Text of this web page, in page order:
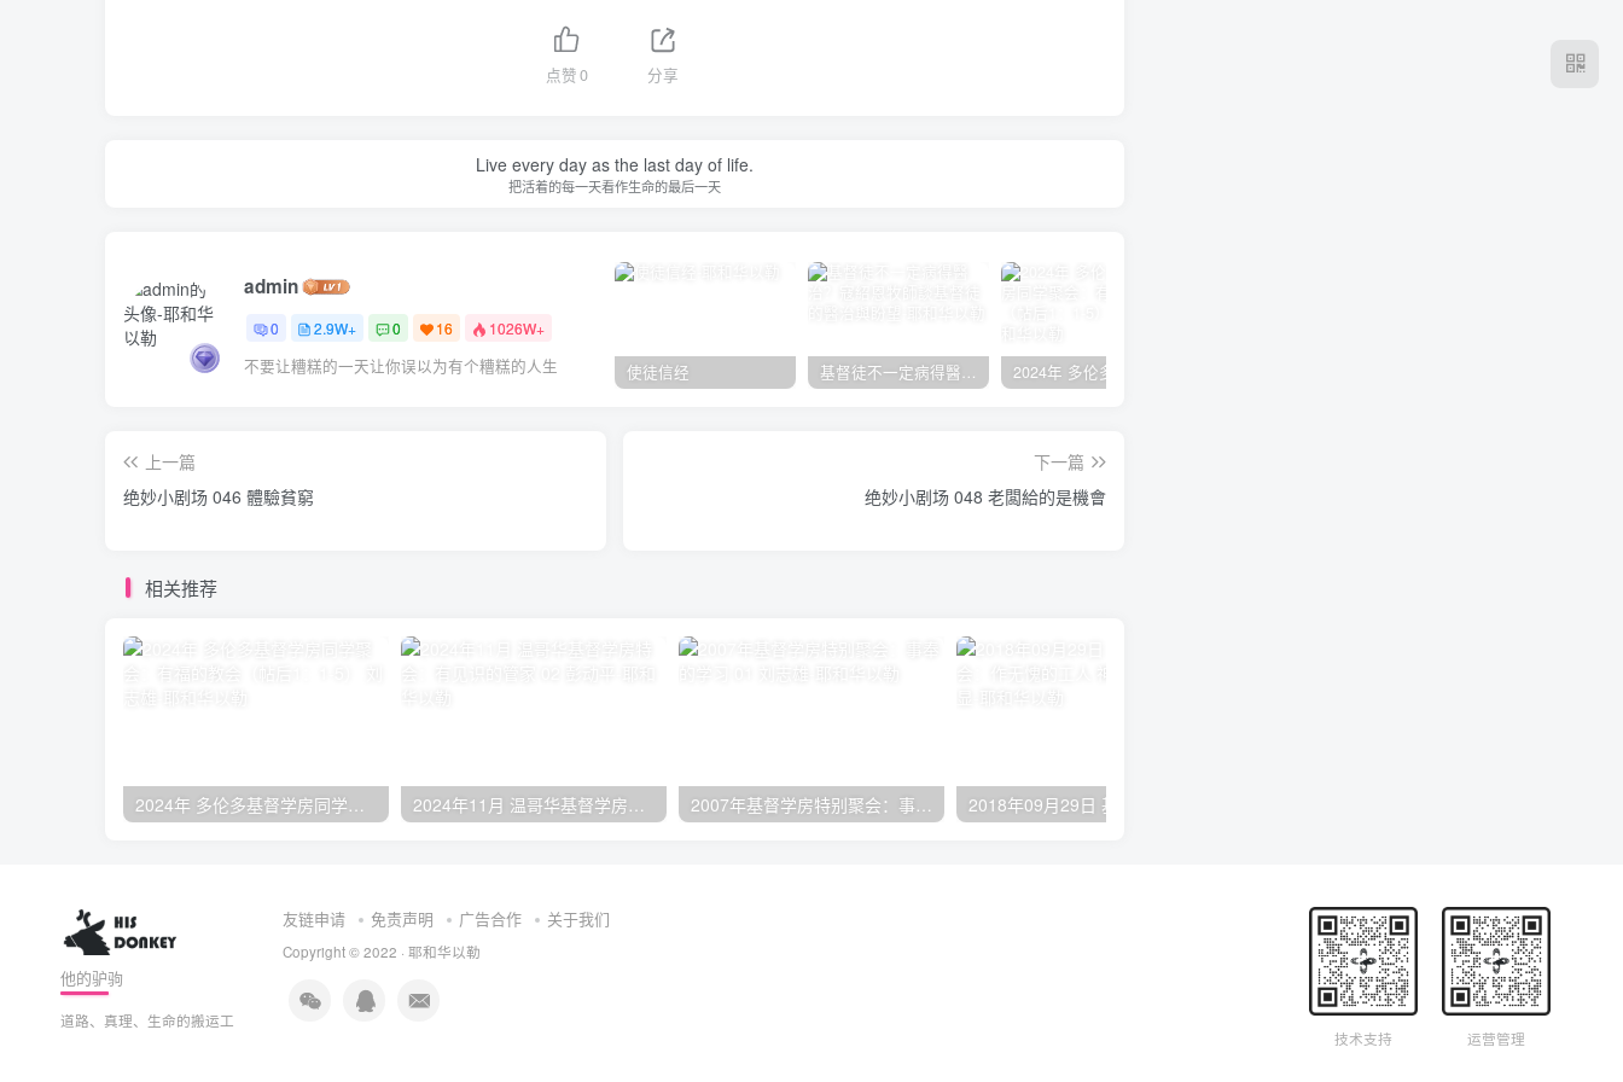
点赞0 分享
Live every day as the last day of life.
把活着的每一天看作生命的最后一天
admin
0 2.9W+ 0 16 1026W+
不要让糟糕的一天让你误以为有个糟糕的人生 使徒信经
上一篇
绝妙小剧场 046 體驗貧窮
下一篇
绝妙小剧场 048 老闆給的是機會
相关推荐
他的驴驹
道路、真理、生命的搬运工
友链申请 免责声明 广告合作 关于我们
Copyright © 2022 · 耶和华以勒
技术支持 运营管理